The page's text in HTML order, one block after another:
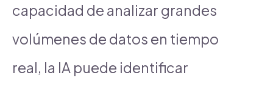
capacidad de analizar grandes
volúmenes de datos en tiempo
real, la IA puede identificar